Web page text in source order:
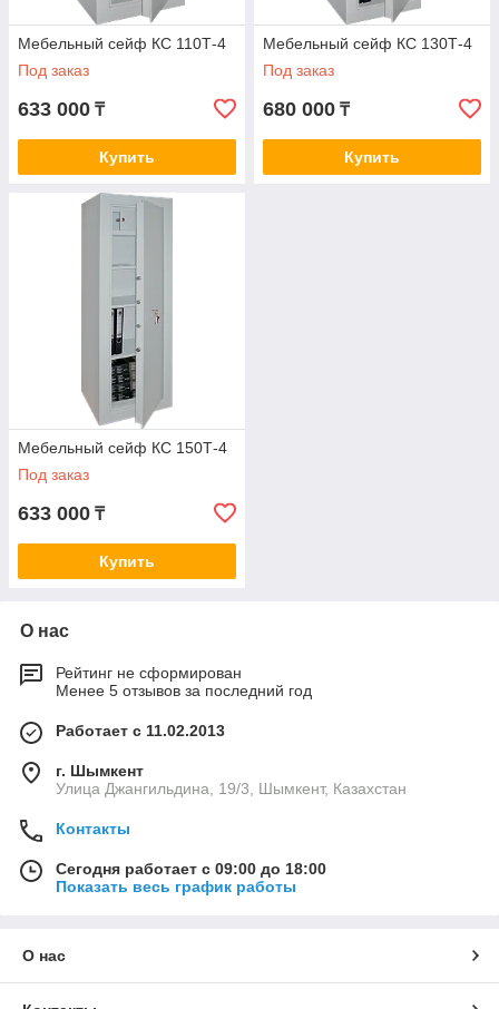
Мебельный сейф КС 110Т-4
Под заказ
633 000 ₸
Купить
Мебельный сейф КС 130Т-4
Под заказ
680 000 ₸
Купить
Мебельный сейф КС 150Т-4
Под заказ
633 000 ₸
Купить
О нас
Рейтинг не сформирован
Менее 5 отзывов за последний год
Работает с 11.02.2013
г. Шымкент
Улица Джангильдина, 19/3, Шымкент, Казахстан
Контакты
Сегодня работает с 09:00 до 18:00
Показать весь график работы
О нас